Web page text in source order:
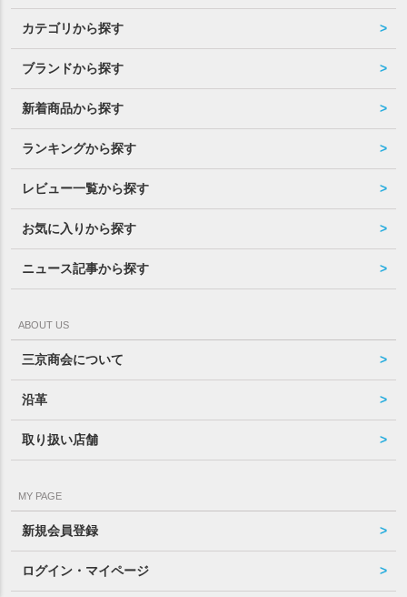
カテゴリから探す
ブランドから探す
新着商品から探す
ランキングから探す
レビュー一覧から探す
お気に入りから探す
ニュース記事から探す
ABOUT US
三京商会について
沿革
取り扱い店舗
MY PAGE
新規会員登録
ログイン・マイページ